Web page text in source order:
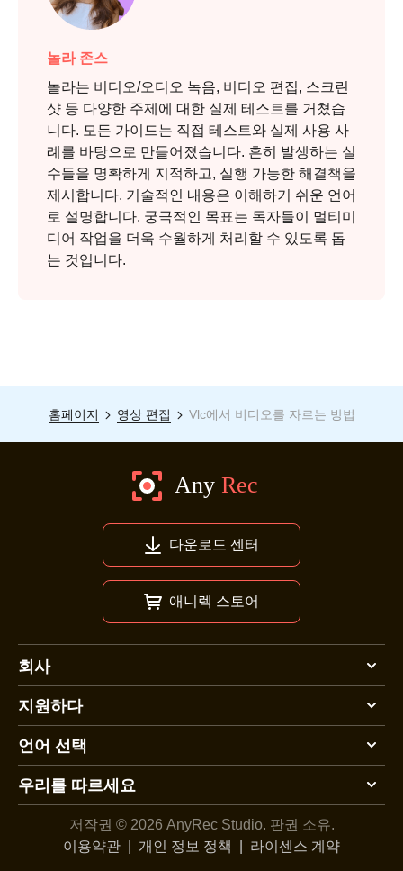
놀라 존스
놀라는 비디오/오디오 녹음, 비디오 편집, 스크린
샷 등 다양한 주제에 대한 실제 테스트를 거쳤습
니다. 모든 가이드는 직접 테스트와 실제 사용 사
례를 바탕으로 만들어졌습니다. 흔히 발생하는 실
수들을 명확하게 지적하고, 실행 가능한 해결책을
제시합니다. 기술적인 내용은 이해하기 쉬운 언어
로 설명합니다. 궁극적인 목표는 독자들이 멀티미
디어 작업을 더욱 수월하게 처리할 수 있도록 돕
는 것입니다.
홈페이지 영상 편집 Vlc에서 비디오를 자르는 방법
다운로드 센터
애니렉 스토어
회사
지원하다
언어 선택
우리를 따르세요
저작권 © 2026 AnyRec Studio. 판권 소유.
이용약관
개인 정보 정책 라이센스 계약